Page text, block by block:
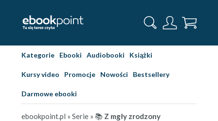
Kategorie Ebooki Audiobooki Książki
Kursy video Promocje Nowości Bestsellery
Darmowe ebooki
ebookpoint.pl » Serie » 📚 Z mgły zrodzony